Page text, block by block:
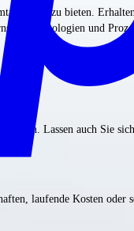
zu bieten.
Technologien und
Lassen auch Sie
laufende Kosten oder